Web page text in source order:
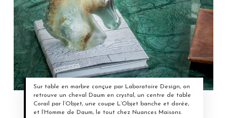
Sur table en marbre conçue par Laboratoire Design, on
retrouve un cheval Daum en crystal, un centre de table
Corail par l’Objet, une coupe L’Objet banche et dorée,
et l’Homme de Daum, le tout chez Nuances Maisons.